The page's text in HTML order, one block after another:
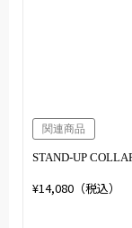
関連商品
STAND-UP
¥14,080（税込）